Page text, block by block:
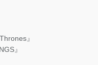
』
』